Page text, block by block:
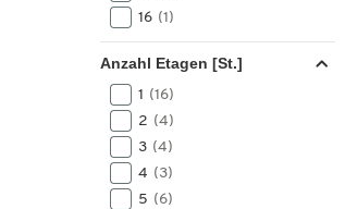
16 (1)
Anzahl Etagen [St.]
1 (16)
2 (4)
3 (4)
4 (3)
5 (6)